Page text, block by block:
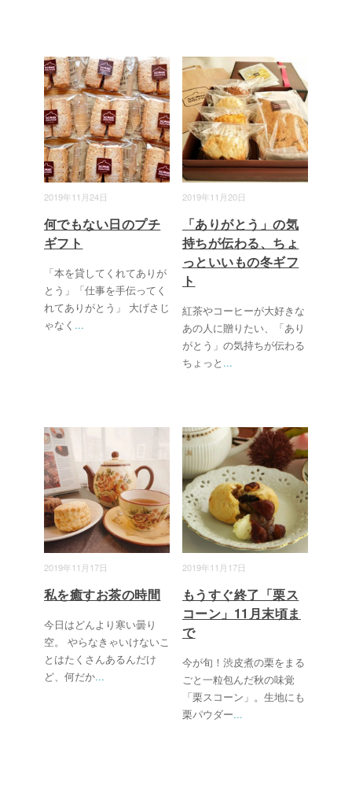
2019年11月24日
何でもない日のプチ
ギフト
「本を貸してくれてありが
とう」「仕事を手伝ってく
れてありがとう」 大げさじ
ゃなく ...
2019年11月20日
「ありがとう」の気
持ちが伝わる、ちょ
っといいもの冬ギフ
ト
紅茶やコーヒーが大好きな
あの人に贈りたい、「あり
がとう」の気持ちが伝わる
ちょっと ...
2019年11月17日
私を癒すお茶の時間
今日はどんより寒い曇り
空。 やらなきゃいけないこ
とはたくさんあるんだけ
ど、何だか...
2019年11月17日
もうすぐ終了「栗ス
コーン」11月末頃ま
で
今が旬！渋皮煮の栗をまる
ごと一粒包んだ秋の味覚
「栗スコーン」。生地にも
栗パウダー...